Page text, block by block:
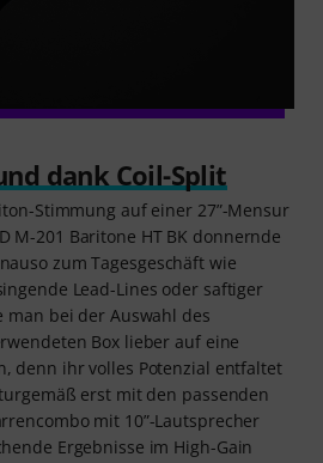
dank Coil-Split
Stimmung auf einer 27”-Mensur
M-201 Baritone HT BK donnernde
zum Tagesgeschäft wie
Lead-Lines oder saftiger
bei der Auswahl des
Box lieber auf eine
denn ihr volles Potenzial entfaltet
erst mit den passenden
mit 10”-Lautsprecher
Ergebnisse im High-Gain